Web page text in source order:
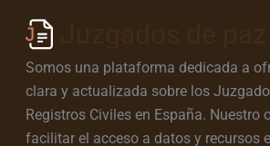
Somos una plataforma dedicada a
clara y actualizada sobre los
Registros Civiles en España. Nuestro
facilitar el acceso a datos y recursos